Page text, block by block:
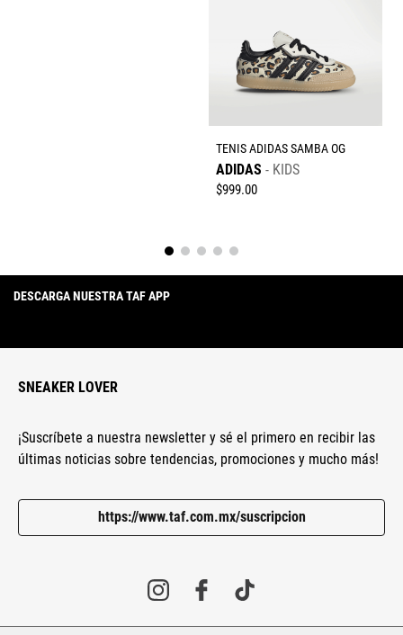
TENIS ADIDAS SAMBA OG
ADIDAS KIDS
$999.00
DESCARGA NUESTRA TAF APP
SNEAKER LOVER
¡Suscríbete a nuestra newsletter y sé el primero en recibir las
últimas noticias sobre tendencias, promociones y mucho más!
https://www.taf.com.mx/suscripcion